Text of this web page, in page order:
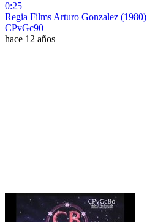
0:25
Regia Films Arturo Gonzalez (1980)
CPvGc90
hace 12 años